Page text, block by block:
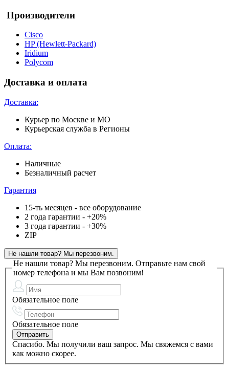
Производители
Cisco
HP (Hewlett-Packard)
Iridium
Polycom
Доставка и оплата
Доставка:
Курьер по Москве и МО
Курьерская служба в Регионы
Оплата:
Наличные
Безналичный расчет
Гарантия
15-ть месяцев - все оборудование
2 года гарантии - +20%
3 года гарантии - +30%
ZIP
Не нашли товар? Мы перезвоним.
Не нашли товар? Мы перезвоним. Отправьте нам свой
номер телефона и мы Вам позвоним!
Обязательное поле
Обязательное поле
Спасибо. Мы получили ваш запрос. Мы свяжемся с вами
как можно скорее.